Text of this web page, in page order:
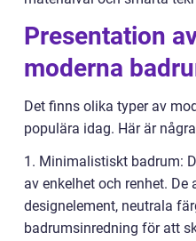
Presentation
moderna
Det finns olika typer av
populära idag. Här är
1. Minimalistiskt badrum:
av enkelhet och renhet. De
designelement, neutrala
badrumsinredning för att